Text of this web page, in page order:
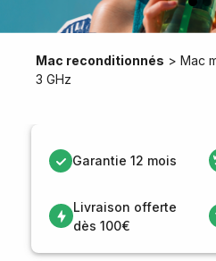
Mac reconditionnés > Mac
3 GHz
Garantie 12 mois
Livraison offerte
dès 100€